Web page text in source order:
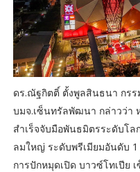
ดร.ณัฐกิตติ์ ตั้งพูลสินธนา กรร
บมจ.เซ็นทรัลพัฒนา กล่าวว่า
สำเร็จจับมือพันธมิตรระดับโล
ลมใหญ่ ระดับพรีเมียมอันดับ
การปักหมุดเปิด บาวซ์โทเปีย